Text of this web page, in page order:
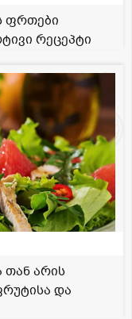
ფრთები
რეცეპტი
თან არის
და